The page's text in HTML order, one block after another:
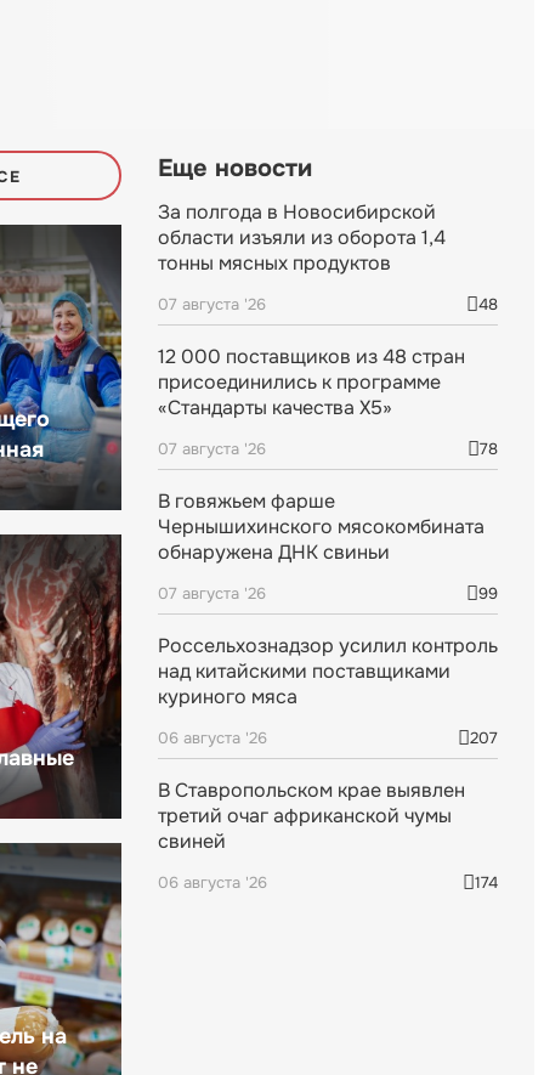
на
не
Еще новости
За полгода в Новосибирской
области изъяли из оборота 1,4
тонны мясных продуктов
07 августа '26 48
12 000 поставщиков из 48 стран
присоединились к программе
«Стандарты качества X5»
07 августа '26 78
В говяжьем фарше
Чернышихинского мясокомбината
обнаружена ДНК свиньи
07 августа '26 99
Россельхознадзор усилил контроль
над китайскими поставщиками
куриного мяса
06 августа '26 207
В Ставропольском крае выявлен
третий очаг африканской чумы
свиней
06 августа '26 174